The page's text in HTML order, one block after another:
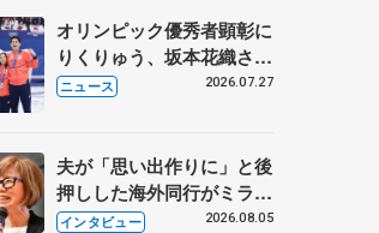
ド野村忠宏さんと和気あい
あい
オリンピック優秀者顕彰に
りくりゅう、坂本花織さ
ん、団体メンバーら 8月
園子らコーチも
ニュース 2026.07.27
夫が「思い出作りに」と後
押しした海外同行がミラノ
まで… 繁華街のリンクで
インタビュー 2026.08.05